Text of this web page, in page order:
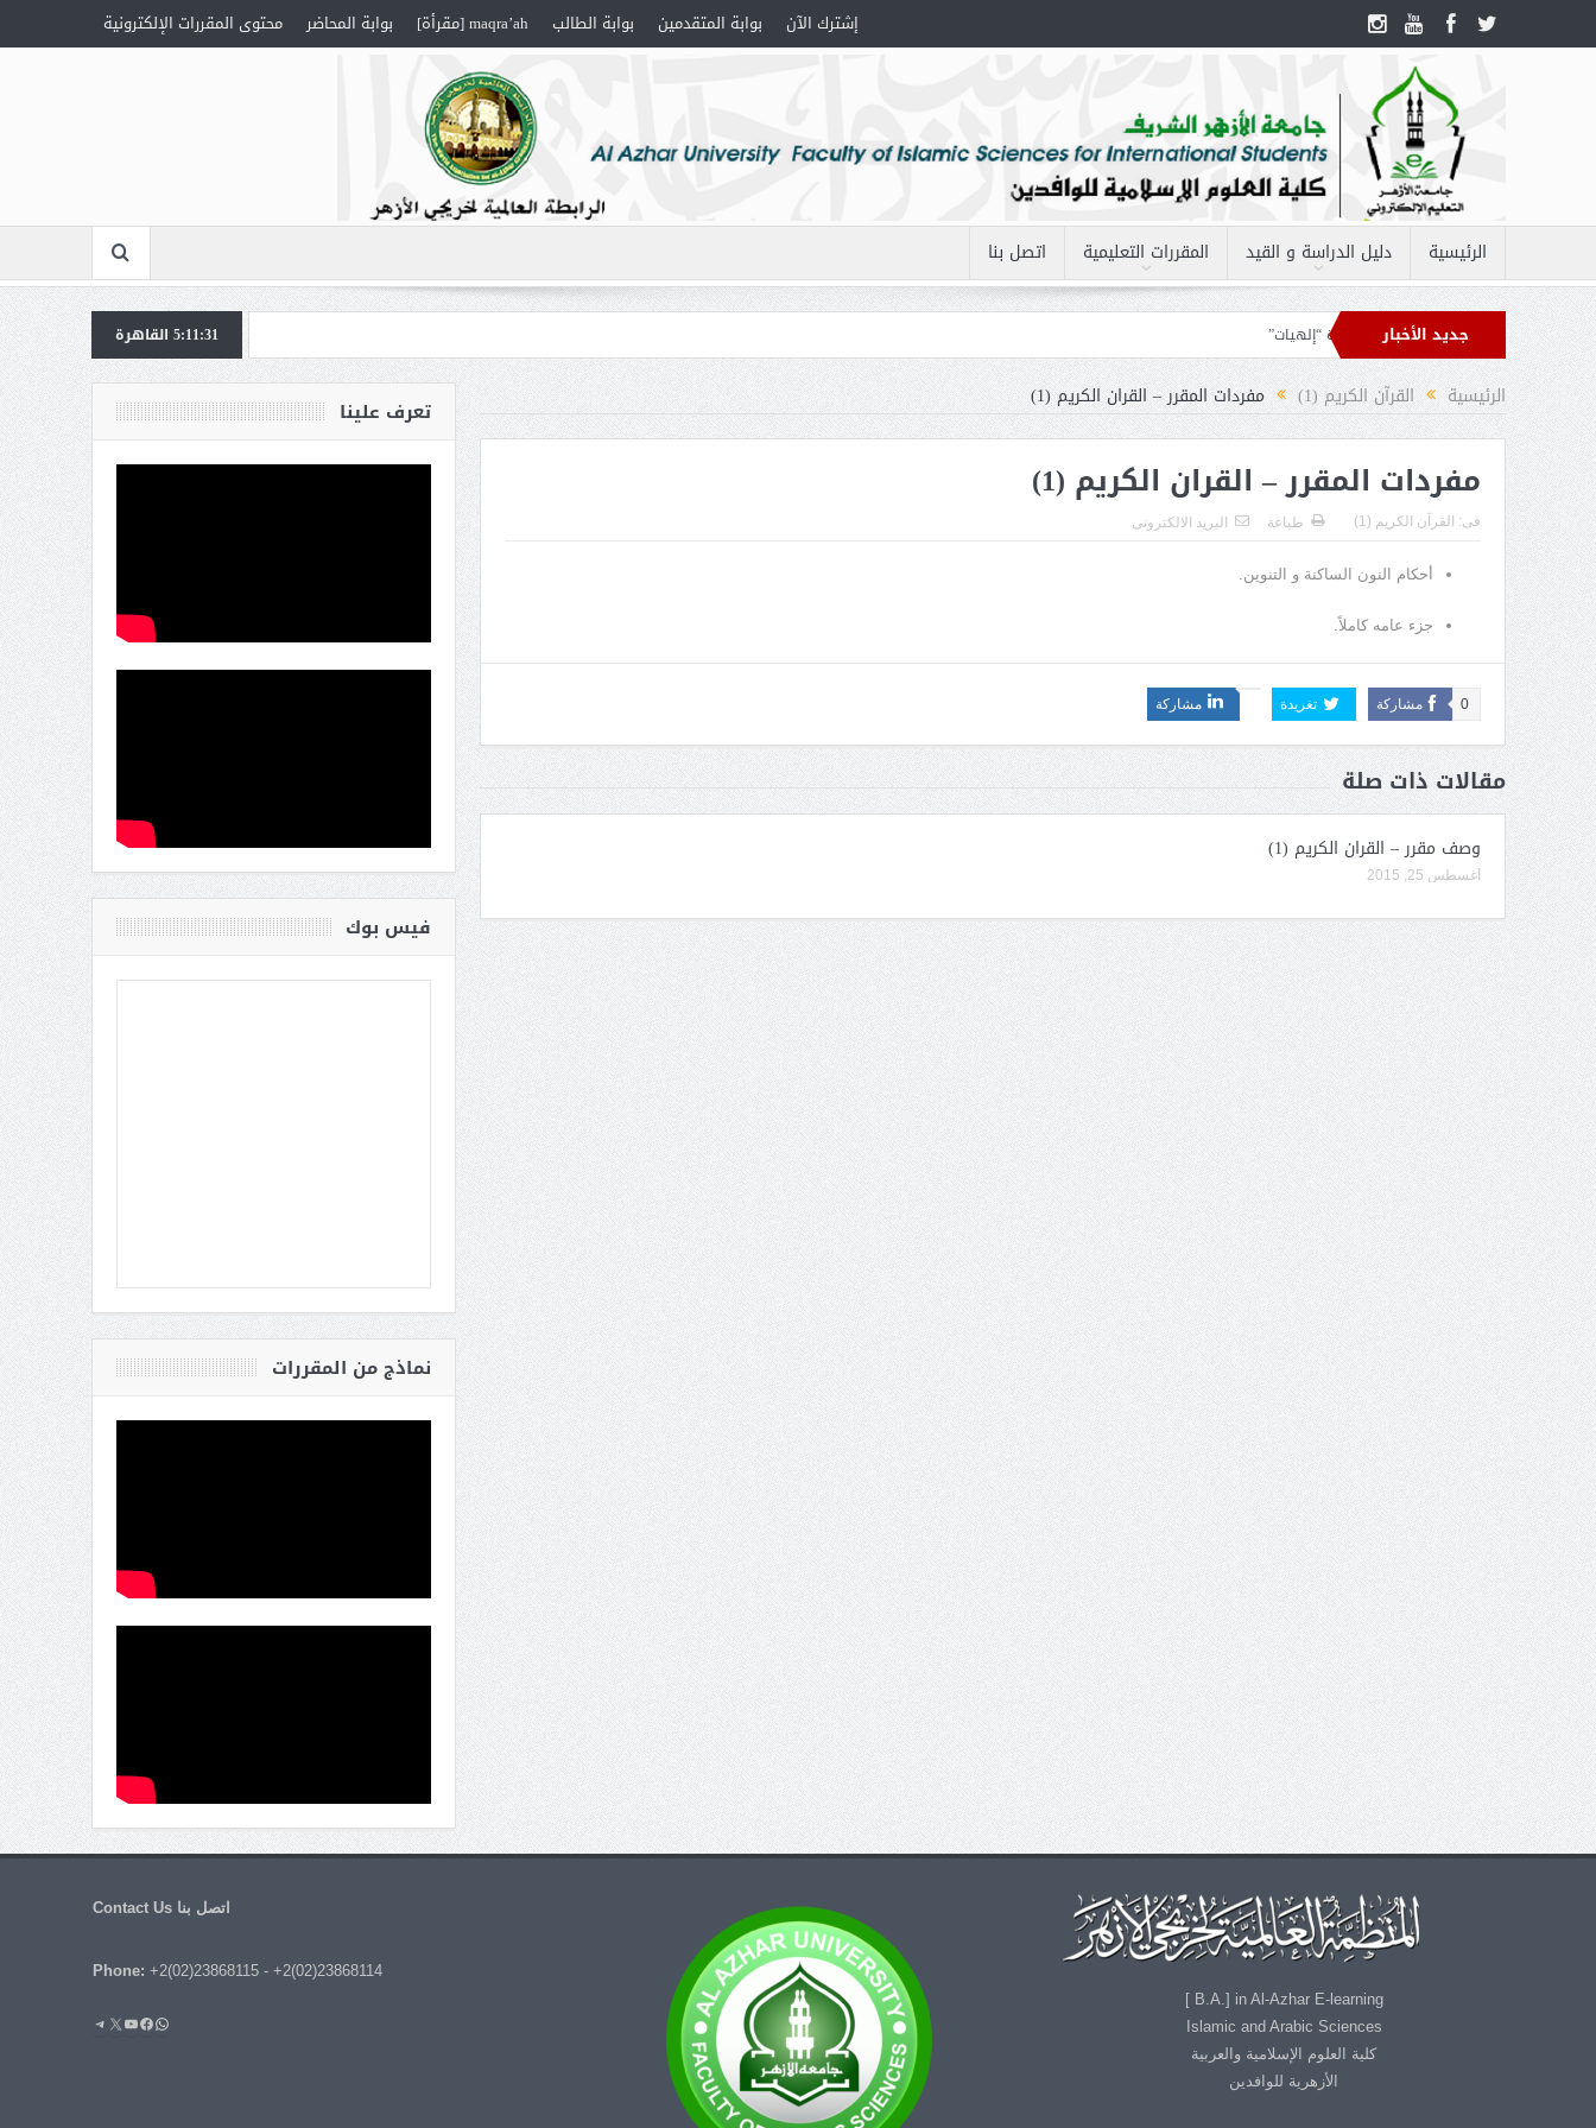
إشترك الآن بوابة المتقدمين بوابة الطالب maqra’ah [مقرأة] بوابة المحاضر محتوى المقررات الإلكترونية
الرئيسية دليل الدراسة و القيد المقررات التعليمية اتصل بنا
جديد الأخبار 1 أهداف مقرر – العقيدة “إلهيات” 5:11:32 القاهرة
الرئيسية القرآن الكريم (1) مفردات المقرر – القران الكريم (1)
مفردات المقرر – القران الكريم (1)
فى: القرآن الكريم (1) طباعة البريد الالكترونى
أحكام النون الساكنة و التنوين.
جزء عامه كاملاً.
مشاركة 0 تغريدة مشاركة
مقالات ذات صلة
وصف مقرر – القران الكريم (1)
أغسطس 25, 2015
تعرف علينا
فيس بوك
نماذج من المقررات
B.A.] in Al-Azhar E-learning ]
Islamic and Arabic Sciences
كلية العلوم الإسلامية والعربية
الأزهرية للوافدين
اتصل بنا Contact Us
Phone: +2(02)23868115- +2(02)23868114
واتساب
فيسبوك
يوتيوب
إكستيليجرام